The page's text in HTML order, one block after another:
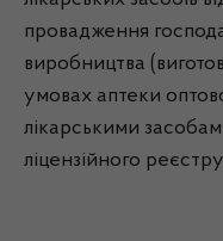
провадження
виробництва
умовах аптеки
лікарськими
ліцензійного реєстру